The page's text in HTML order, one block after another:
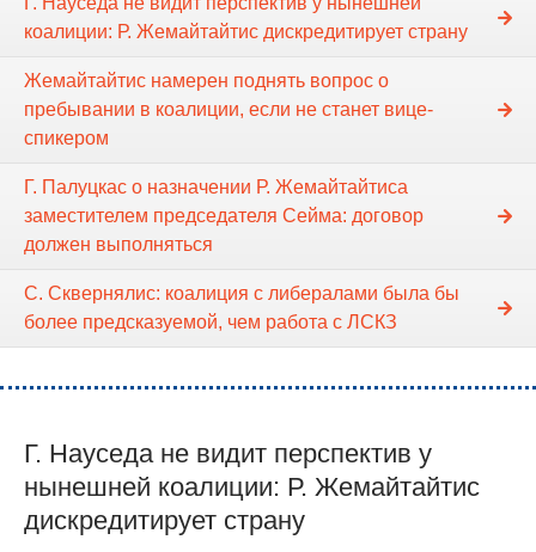
коалиции: Р. Жемайтайтис дискредитирует страну
Жемайтайтис намерен поднять вопрос о
пребывании в коалиции, если не станет вице-
спикером
Г. Палуцкас о назначении Р. Жемайтайтиса
заместителем председателя Сейма: договор
должен выполняться
C. Сквернялис: коалиция с либералами была бы
более предсказуемой, чем работа с ЛСКЗ
Г. Науседа не видит перспектив у
нынешней коалиции: Р. Жемайтайтис
дискредитирует страну